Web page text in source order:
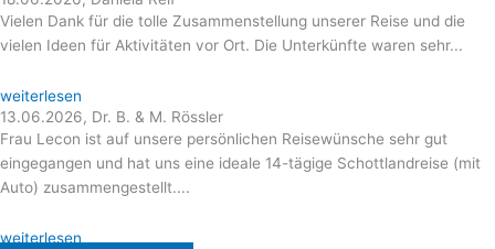
Vielen Dank für die tolle Zusammenstellung unserer Reise und die
vielen Ideen für Aktivitäten vor Ort. Die Unterkünfte waren sehr...
weiterlesen
13.06.2026, Dr. B. & M. Rössler
Frau Lecon ist auf unsere persönlichen Reisewünsche sehr gut
eingegangen und hat uns eine ideale 14-tägige Schottlandreise (mit
Auto) zusammengestellt....
weiterlesen